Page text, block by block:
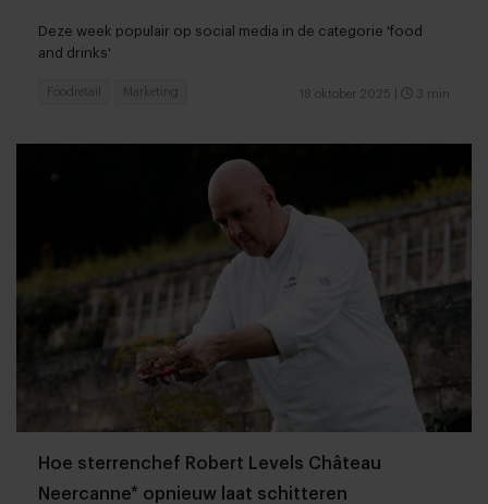
Deze week populair op social media in de categorie 'food
and drinks'
18 oktober 2025 3 min
Foodretail Marketing
Hoe sterrenchef Robert Levels Château
Neercanne* opnieuw laat schitteren